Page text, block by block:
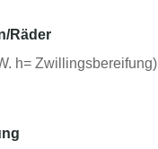
Räder
h= Zwillingsbereifung)